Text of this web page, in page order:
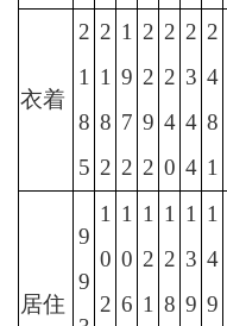
衣着
2
1
8
5
2
1
8
2
1
9
7
2
2
2
9
2
2
2
4
0
2
3
4
4
2
4
8
1
居住
9
9
1
0
2
1
0
6
1
2
1
1
2
8
1
3
9
1
4
9